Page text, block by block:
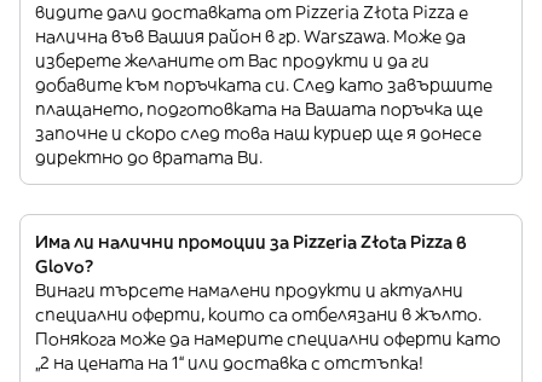
видите дали доставката от Pizzeria Złota Pizza е
налична във Вашия район в гр. Warszawa. Може да
изберете желаните от Вас продукти и да ги
добавите към поръчката си. След като завършите
плащането, подготовката на Вашата поръчка ще
започне и скоро след това наш куриер ще я донесе
директно до вратата Ви.
Има ли налични промоции за Pizzeria Złota Pizza в
Glovo?
Винаги търсете намалени продукти и актуални
специални оферти, които са отбелязани в жълто.
Понякога може да намерите специални оферти като
„2 на цената на 1“ или доставка с отстъпка!